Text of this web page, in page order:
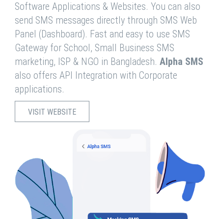
Software Applications & Websites. You can also
send SMS messages directly through SMS Web
Panel (Dashboard). Fast and easy to use SMS
Gateway for School, Small Business SMS
marketing, ISP & NGO in Bangladesh. Alpha SMS
also offers API Integration with Corporate
applications.
VISIT WEBSITE